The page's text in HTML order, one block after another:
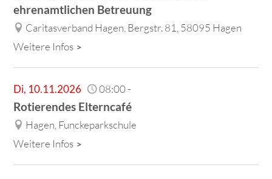
ehrenamtlichen Betreuung
Caritasverband Hagen, Bergstr. 81, 58095 Hagen
Weitere Infos
Di, 10.11.2026 08:00-
Rotierendes Elterncafé
Hagen, Funckeparkschule
Weitere Infos